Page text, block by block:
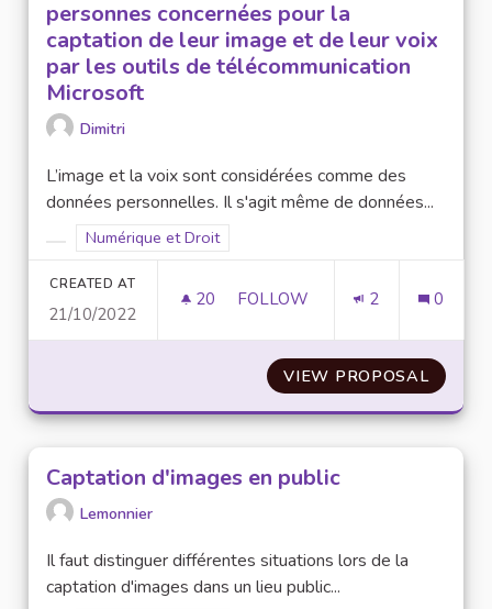
personnes concernées pour la
captation de leur image et de leur voix
par les outils de télécommunication
Microsoft
Dimitri
L’image et la voix sont considérées comme des
données personnelles. Il s'agit même de données...
Filter results for category:
Filter results for scope: Numérique et Droit
Numérique et Droit
CREATED AT
21/10/2022
20 20 FOLLOWERS
FOLLOW 2 0
VIEW PROPOSAL
Captation d'images en public
Lemonnier
Il faut distinguer différentes situations lors de la
captation d'images dans un lieu public...